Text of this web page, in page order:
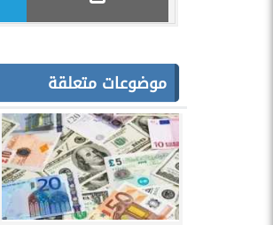
موضوعات متعلقة